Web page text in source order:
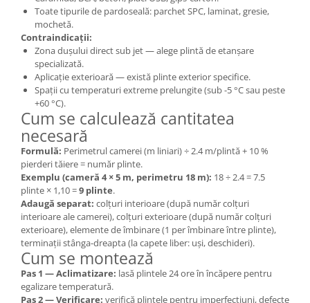
Toate tipurile de pardoseală: parchet SPC, laminat, gresie,
mochetă.
Contraindicații:
Zona dușului direct sub jet — alege plintă de etanșare
specializată.
Aplicație exterioară — există plinte exterior specifice.
Spații cu temperaturi extreme prelungite (sub -5 °C sau peste
+60 °C).
Cum se calculează cantitatea
necesară
Formulă: Perimetrul camerei (m liniari) ÷ 2.4 m/plintă + 10 %
pierderi tăiere = număr plinte.
Exemplu (cameră 4 × 5 m, perimetru 18 m): 18 ÷ 2.4 = 7.5
plinte × 1,10 =9 plinte.
Adaugă separat: colțuri interioare (după număr colțuri
interioare ale camerei), colțuri exterioare (după număr colțuri
exterioare), elemente de îmbinare (1 per îmbinare între plinte),
terminații stânga-dreapta (la capete liber: uși, deschideri).
Cum se montează
Pas 1 — Aclimatizare: lasă plintele 24 ore în încăpere pentru
egalizare temperatură.
Pas 2 — Verificare: verifică plintele pentru imperfecțiuni, defecte